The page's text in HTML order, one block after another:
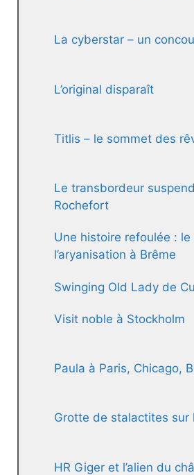
La cyberstar – un
L’original disparaît
Titlis – le sommet des
Le transbordeur
Rochefort
Une histoire refoulée :
l’aryanisation à Brême
Swinging Old Lady de
Visit noble à Stockholm
Paula à Paris, Chicago,
Grotte de stalactites sur
HR Giger et l’alien du